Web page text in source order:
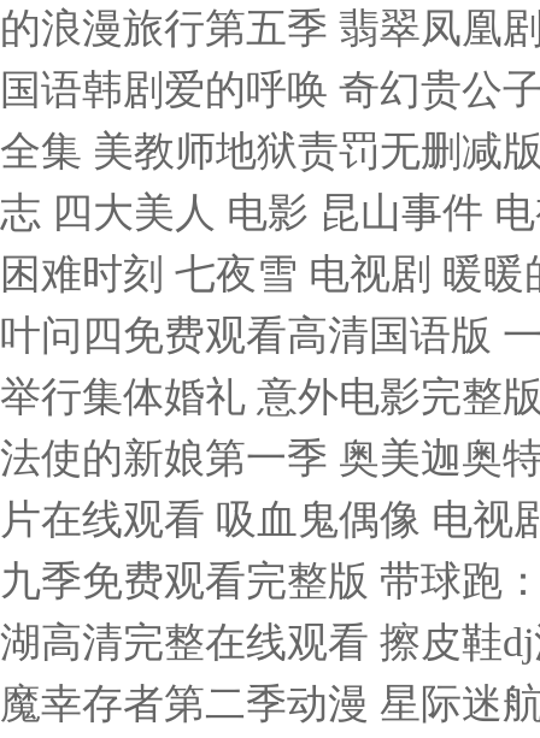
的浪漫旅行第五季 翡翠凤凰
国语韩剧爱的呼唤 奇幻贵公
全集 美教师地狱责罚无删减
志 四大美人 电影 昆山事件
困难时刻 七夜雪 电视剧 暖
叶问四免费观看高清国语版
举行集体婚礼 意外电影完整
法使的新娘第一季 奥美迦奥
片在线观看 吸血鬼偶像 电视
九季免费观看完整版 带球跑
湖高清完整在线观看 擦皮鞋
魔幸存者第二季动漫 星际迷